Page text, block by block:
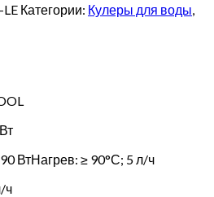
LE Категории: Кулеры для воды,
ВтНагрев: ≥ 90°С; 5 л/ч
ч